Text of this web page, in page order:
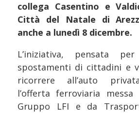
collega Casentino e
Città del Natale di
anche a lunedì 8 dicembre.
L’iniziativa, pensata
spostamenti di cittadini e
ricorrere all’auto
l’offerta ferroviaria
Gruppo LFI e da